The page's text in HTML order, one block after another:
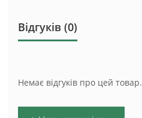
Відгуків (0)
Немає відгуків про цей товар.